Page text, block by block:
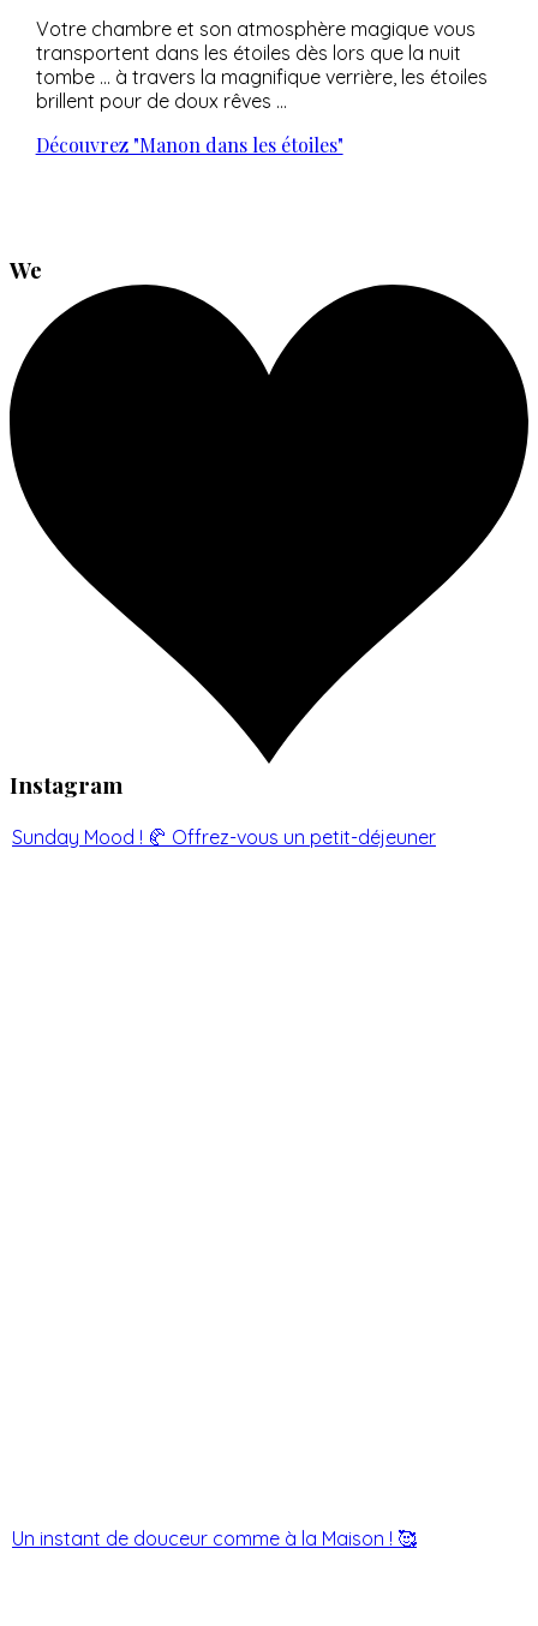
Votre chambre et son atmosphère magique vous
transportent dans les étoiles dès lors que la nuit
tombe … à travers la magnifique verrière, les étoiles
brillent pour de doux rêves …
Découvrez "Manon dans les étoiles"
We
Instagram
Sunday Mood ! 🥐 Offrez-vous un petit-déjeuner
Un instant de douceur comme à la Maison ! 🥰